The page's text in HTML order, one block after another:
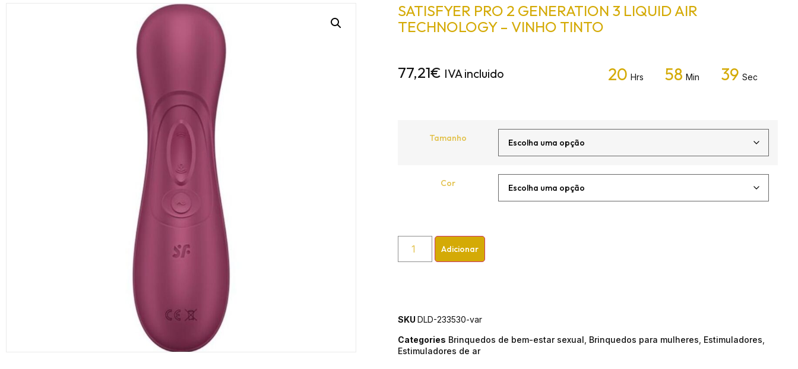
SATISFYER PRO 2 GENERATION 3 LIQUID AIR
TECHNOLOGY – VINHO TINTO
77,21€ IVA incluido 20 Hrs 58 Min 39 Sec
Tamanho
Cor
Adicionar
SKU DLD-233530-var
Categories Brinquedos de bem-estar sexual , Brinquedos para mulheres, Estimuladores,
Estimuladores de ar